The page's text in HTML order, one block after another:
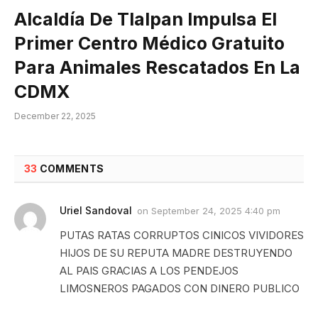
Alcaldía De Tlalpan Impulsa El
Primer Centro Médico Gratuito
Para Animales Rescatados En La
CDMX
December 22, 2025
33 COMMENTS
Uriel Sandoval on September 24, 2025 4:40 pm
PUTAS RATAS CORRUPTOS CINICOS VIVIDORES
HIJOS DE SU REPUTA MADRE DESTRUYENDO
AL PAIS GRACIAS A LOS PENDEJOS
LIMOSNEROS PAGADOS CON DINERO PUBLICO